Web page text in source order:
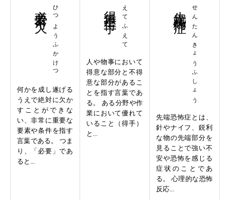
ひつようふかけつ
何かを成し遂げる
うえで絶対に欠か
すことができな
い、非常に重要な
要素や条件を指す
言葉である。 つま
り、「必要」であ
ると...
えてふえて
人や物事において
得意な部分と不得
意な部分があるこ
とを指す言葉であ
る。 ある分野や作
業において優れて
いること（得手）
と...
せんたんきょうふしょう
先端恐怖症とは、
針やナイフ、鋭利
な物の先端部分を
見ることで強い不
安や恐怖を感じる
症状のことであ
る。 心理的な恐怖
反応...